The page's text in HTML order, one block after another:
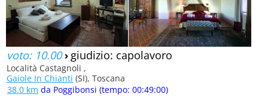
voto: 10.00› giudizio: capolavoro
Località Castagnoli ,
Gaiole In Chianti (SI), Toscana
38.0 km da Poggibonsi (tempo: 00:49:00)